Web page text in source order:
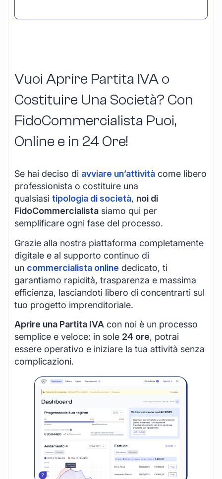
Vuoi Aprire Partita IVA o
Costituire Una Società? Con
FidoCommercialista Puoi,
Online e in 24 Ore!
Se hai deciso di avviare un’attività come libero
professionista o costituire una
qualsiasi tipologia di società, noi di
FidoCommercialista siamo qui per
semplificare ogni fase del processo.
Grazie alla nostra piattaforma completamente
digitale e al supporto continuo di
un commercialista online dedicato, ti
garantiamo rapidità, trasparenza e massima
efficienza, lasciandoti libero di concentrarti sul
tuo progetto imprenditoriale.
Aprire una Partita IVA con noi è un processo
semplice e veloce: in sole 24 ore, potrai
essere operativo e iniziare la tua attività senza
complicazioni.